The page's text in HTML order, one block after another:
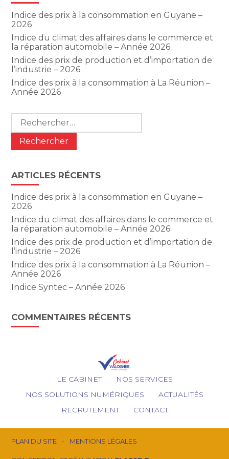
Indice des prix à la consommation en Guyane –
2026
Indice du climat des affaires dans le commerce et
la réparation automobile – Année 2026
Indice des prix de production et d’importation de
l’industrie – 2026
Indice des prix à la consommation à La Réunion –
Année 2026
Rechercher :
ARTICLES RÉCENTS
Indice des prix à la consommation en Guyane –
2026
Indice du climat des affaires dans le commerce et
la réparation automobile – Année 2026
Indice des prix de production et d’importation de
l’industrie – 2026
Indice des prix à la consommation à La Réunion –
Année 2026
Indice Syntec – Année 2026
COMMENTAIRES RÉCENTS
LE CABINET
NOS SERVICES
NOS SOLUTIONS NUMÉRIQUES
ACTUALITÉS
RECRUTEMENT
CONTACT
Footer
PLAN DU SITE MENTIONS LÉGALES